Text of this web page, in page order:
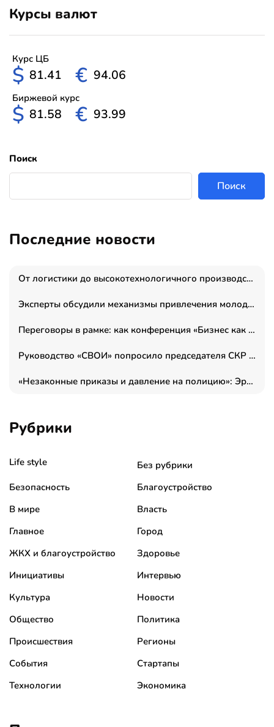
Курсы валют
Курс ЦБ
$ 81.41 € 94.06
Биржевой курс
$ 81.58 € 93.99
Поиск
Поиск
Последние новости
От логистики до высокотехнологичного производства: как основатель “гагаринга” выстраивает экосистему безопасности и гражданских БПЛА
Эксперты обсудили механизмы привлечения молодых специалистов в промышленные города
Переговоры в рамке: как конференция «Бизнес как искусство» переформатирует деловой этикет в стенах ТПП РФ
Руководство «СВОИ» попросило председателя СКР дать правовую оценку обысков в тыловом штабе
«Незаконные приказы и давление на полицию»: Эрнеста Султанова задержали у посольства Израиля во время одиночного пикета
Рубрики
Life style
Без рубрики
Безопасность
Благоустройство
В мире
Власть
Главное
Город
ЖКХ и благоустройство
Здоровье
Инициативы
Интервью
Культура
Новости
Общество
Политика
Происшествия
Регионы
События
Стартапы
Технологии
Экономика